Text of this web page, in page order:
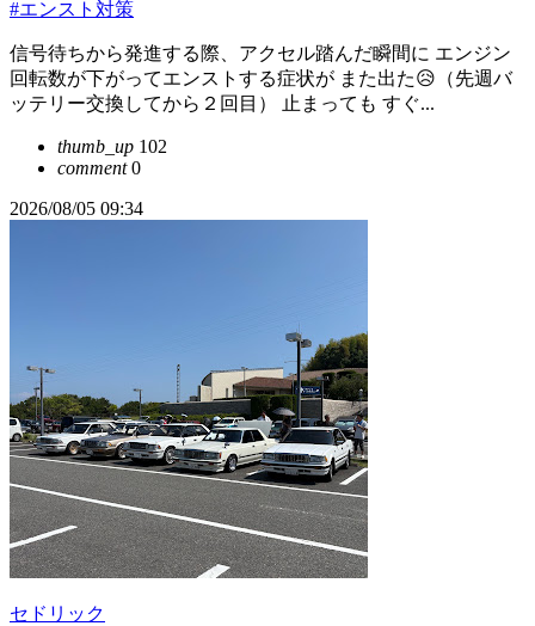
#エンスト対策
信号待ちから発進する際、アクセル踏んだ瞬間に エンジン
回転数が下がってエンストする症状が また出た😥（先週バ
ッテリー交換してから２回目） 止まっても すぐ...
thumb_up 102
comment0
2026/08/05 09:34
セドリック